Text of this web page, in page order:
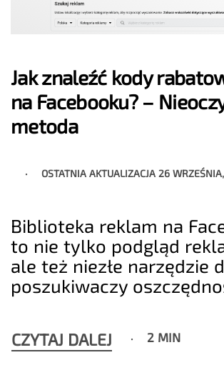
Jak znaleźć kody
na Facebooku? –
metoda
OSTATNIA AKTUALIZACJA 26
Biblioteka reklam na
to nie tylko podgląd
ale też niezłe narzędzie
poszukiwaczy
CZYTAJ DALEJ 2 MIN